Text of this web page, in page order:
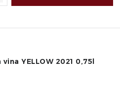
YELLOW 2021 0,75l